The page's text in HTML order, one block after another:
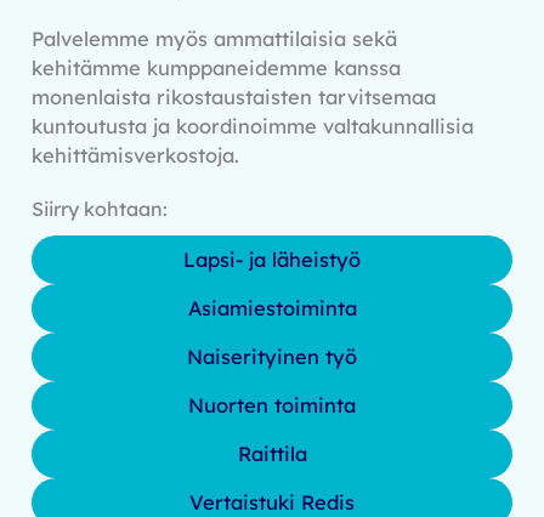
Palvelemme myös ammattilaisia sekä
kehitämme kumppaneidemme kanssa
monenlaista rikostaustaisten tarvitsemaa
kuntoutusta ja koordinoimme valtakunnallisia
kehittämisverkostoja.
Siirry kohtaan:
Lapsi- ja läheistyö
Asiamiestoiminta
Naiserityinen työ
Nuorten toiminta
Raittila
Vertaistuki Redis